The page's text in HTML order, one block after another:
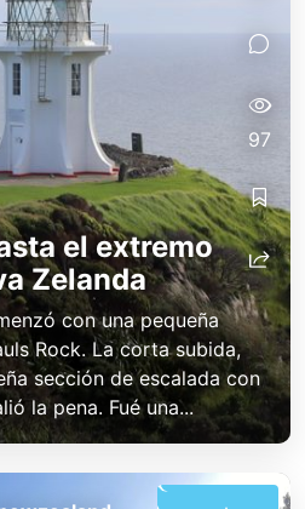
el extremo
Zelanda
con una pequeña
Rock. La corta subida,
sección de escalada con
la pena. Fué una...
97